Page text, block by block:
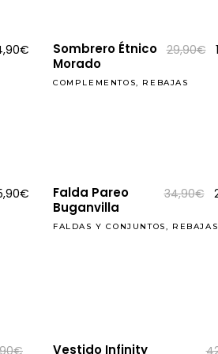
precio
€
precio
actual
REBAJAS
Sombrero Étnico
Morado
29,90€
COMPLEMENTOS, REBAJAS
€
precio
actual
REBAJAS
Falda Pareo
Buganvilla
34,90€
FALDAS Y CONJUNTOS, REBAJAS
REBAJAS
Vestido Infinity